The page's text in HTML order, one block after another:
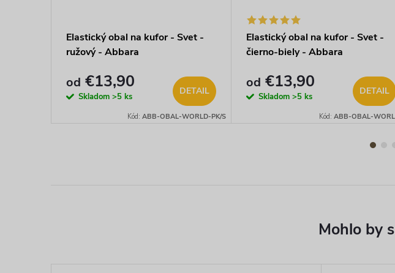
Elastický obal na kufor - Svet -
ružový - Abbara
od €13,90
Skladom >5 ks
DETAIL
Kód: ABB-OBAL-WORLD-PK/S
Elastický obal na kufor - Svet -
čierno-biely - Abbara
od €13,90
Skladom >5 ks
DETAIL
Kód: ABB-OBAL-